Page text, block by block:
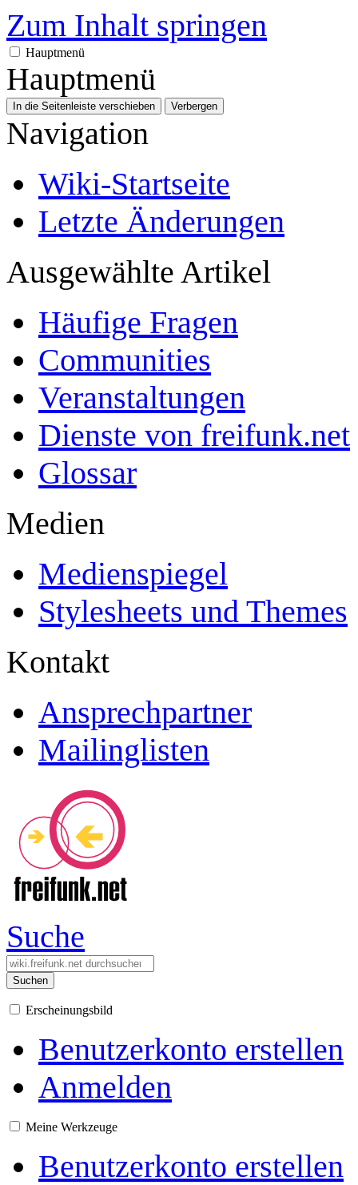
Zum Inhalt springen
Hauptmenü
Hauptmenü
In die Seitenleiste verschieben Verbergen
Navigation
Wiki-Startseite
Letzte Änderungen
Ausgewählte Artikel
Häufige Fragen
Communities
Veranstaltungen
Dienste von freifunk.net
Glossar
Medien
Medienspiegel
Stylesheets und Themes
Kontakt
Ansprechpartner
Mailinglisten
Suche
Suchen
Erscheinungsbild
Benutzerkonto erstellen
Anmelden
Meine Werkzeuge
Benutzerkonto erstellen